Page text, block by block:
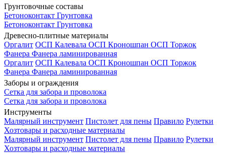
Грунтовочные составы
Бетоноконтакт Грунтовка
Бетоноконтакт Грунтовка
Древесно-плитные материалы
Оргалит ОСП Калевала ОСП Кроношпан ОСП Торжок
Фанера Фанера ламинированная
Оргалит ОСП Калевала ОСП Кроношпан ОСП Торжок
Фанера Фанера ламинированная
Заборы и ограждения
Сетка для забора и проволока
Сетка для забора и проволока
Инструменты
Малярный инструмент Пистолет для пены Правило Рулетки
Хозтовары и расходные материалы
Малярный инструмент Пистолет для пены Правило Рулетки
Хозтовары и расходные материалы